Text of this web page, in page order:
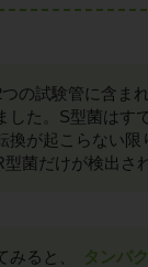
の試験管に含ま
した。S型菌はす
換が起こらない限
菌だけが検出さ
みると、
タンパ